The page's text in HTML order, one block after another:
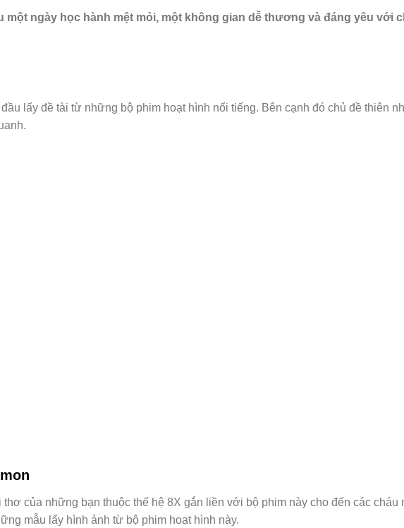
ngày học hành mệt mỏi, một không gian dễ thương và đáng yêu với
lấy đề tài từ những bộ phim hoạt hình nổi tiếng. Bên cạnh đó chủ đề thiên
của những bạn thuộc thế hệ 8X gắn liền với bộ phim này cho đến các cháu
mẫu lấy hình ảnh từ bộ phim hoạt hình này.